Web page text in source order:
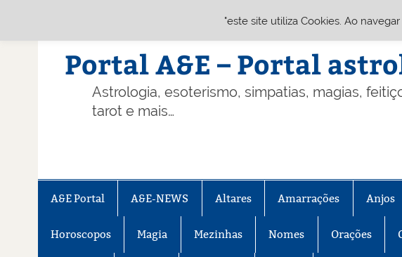
Portal A&E – Portal
Astrologia, esoterismo, simpatias, magias,
tarot e mais…
A&E Portal A&E-NEWS Altares Amarrações Anjos
Horoscopos Magia Mezinhas Nomes Orações
"este site utiliza Cookies. Ao